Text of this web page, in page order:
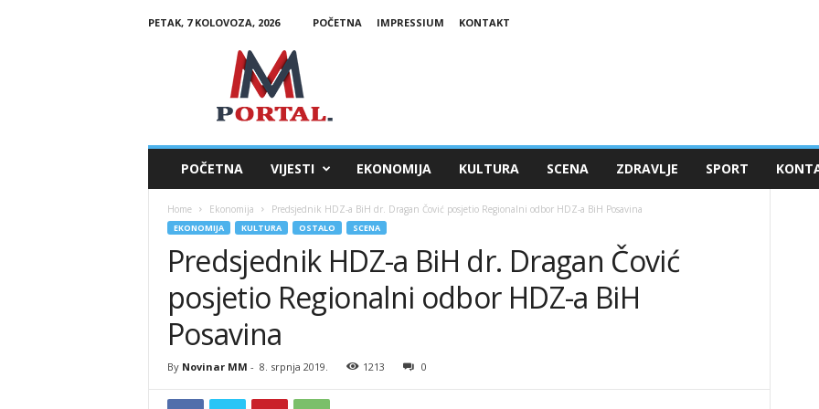
PETAK, 7 KOLOVOZA, 2026 POČETNA IMPRESSIUM
KONTAKT
POČETNA VIJESTI EKONOMIJA KULTURA SCENA ZDRAVLJE SPORT
Home Ekonomija Predsjednik HDZ-a BiH dr. Dragan Čović posjetio Regionalni odbor HDZ-a BiH Posavina
EKONOMIJA KULTURA OSTALO SCENA
Predsjednik HDZ-a BiH dr. Dragan Čović
posjetio Regionalni odbor HDZ-a BiH
Posavina
By Novinar MM - 8. srpnja 2019. 1213 0